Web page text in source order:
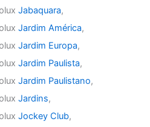
Jabaquara,
Jardim América,
Jardim Europa,
Jardim Paulista,
Jardim Paulistano,
Jardins,
Jockey Club,